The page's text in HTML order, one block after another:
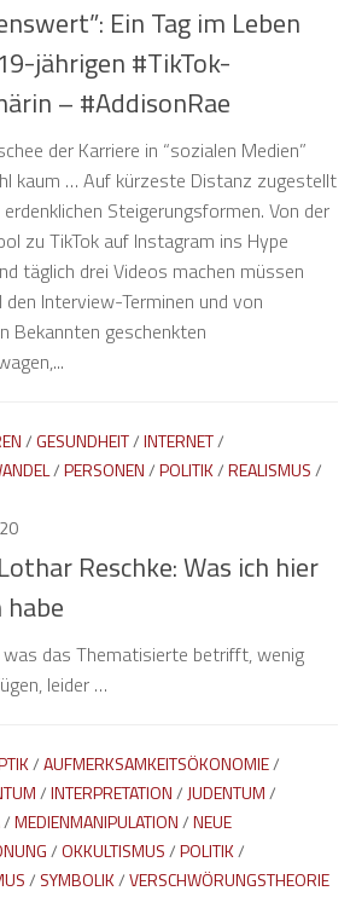
Ein Tag im Leben
jährigen #TikTok-
– #AddisonRae
der Karriere in “sozialen Medien”
kaum … Auf kürzeste Distanz zugestellt
Steigerungsformen. Von der
zu TikTok auf Instagram ins Hype
täglich drei Videos machen müssen
den Interview-Terminen und von
Bekannten geschenkten
/GESUNDHEIT/INTERNET/
/PERSONEN/POLITIK/REALISMUS/
Reschke: Was ich hier
das Thematisierte betrifft, wenig
leider …
/AUFMERKSAMKEITSÖKONOMIE/
/INTERPRETATION/ JUDENTUM/
/MEDIENMANIPULATION/NEUE
/OKKULTISMUS/POLITIK/
/ SYMBOLIK/VERSCHWÖRUNGSTHEORIE